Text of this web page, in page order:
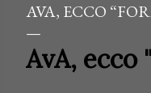
AVA, ECCO
AvA, ecco